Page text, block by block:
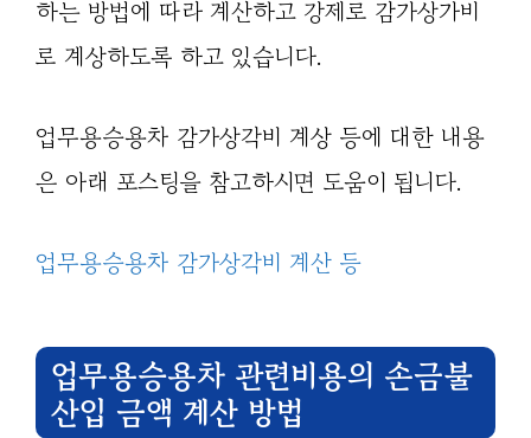
하는 방법에 따라 계산하고 강제로 감가상가비
로 계상하도록 하고 있습니다.
업무용승용차 감가상각비 계상 등에 대한 내용
은 아래 포스팅을 참고하시면 도움이 됩니다.
업무용승용차 감가상각비 계산 등
업무용승용차 관련비용의 손금불
산입 금액 계산 방법